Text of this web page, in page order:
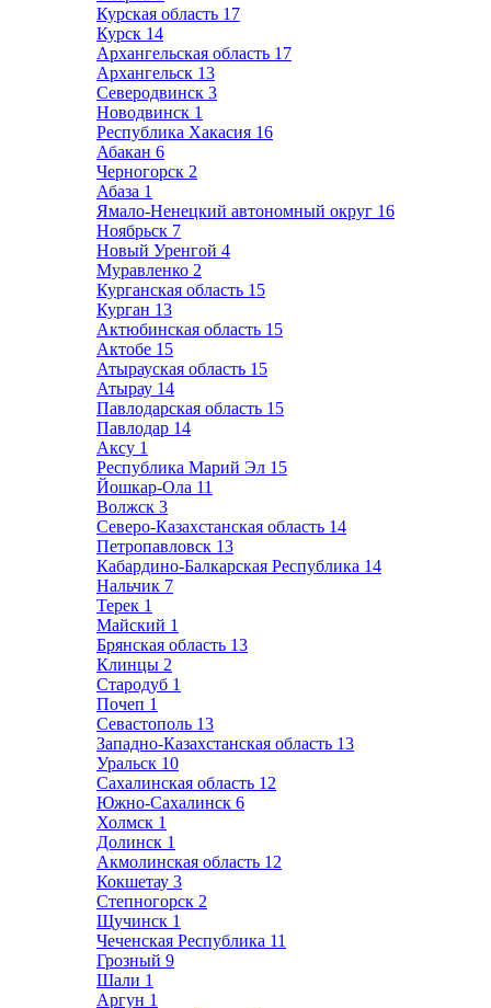
Курская область 17
Курск 14
Архангельская область 17
Архангельск 13
Северодвинск 3
Новодвинск 1
Республика Хакасия 16
Абакан 6
Черногорск 2
Абаза 1
Ямало-Ненецкий автономный округ 16
Ноябрьск 7
Новый Уренгой 4
Муравленко 2
Курганская область 15
Курган 13
Актюбинская область 15
Актобе 15
Атырауская область 15
Атырау 14
Павлодарская область 15
Павлодар 14
Аксу 1
Республика Марий Эл 15
Йошкар-Ола 11
Волжск 3
Северо-Казахстанская область 14
Петропавловск 13
Кабардино-Балкарская Республика 14
Нальчик 7
Терек 1
Майский 1
Брянская область 13
Клинцы 2
Стародуб 1
Почеп 1
Севастополь 13
Западно-Казахстанская область 13
Уральск 10
Сахалинская область 12
Южно-Сахалинск 6
Холмск 1
Долинск 1
Акмолинская область 12
Кокшетау 3
Степногорск 2
Щучинск 1
Чеченская Республика 11
Грозный 9
Шали 1
Аргун 1